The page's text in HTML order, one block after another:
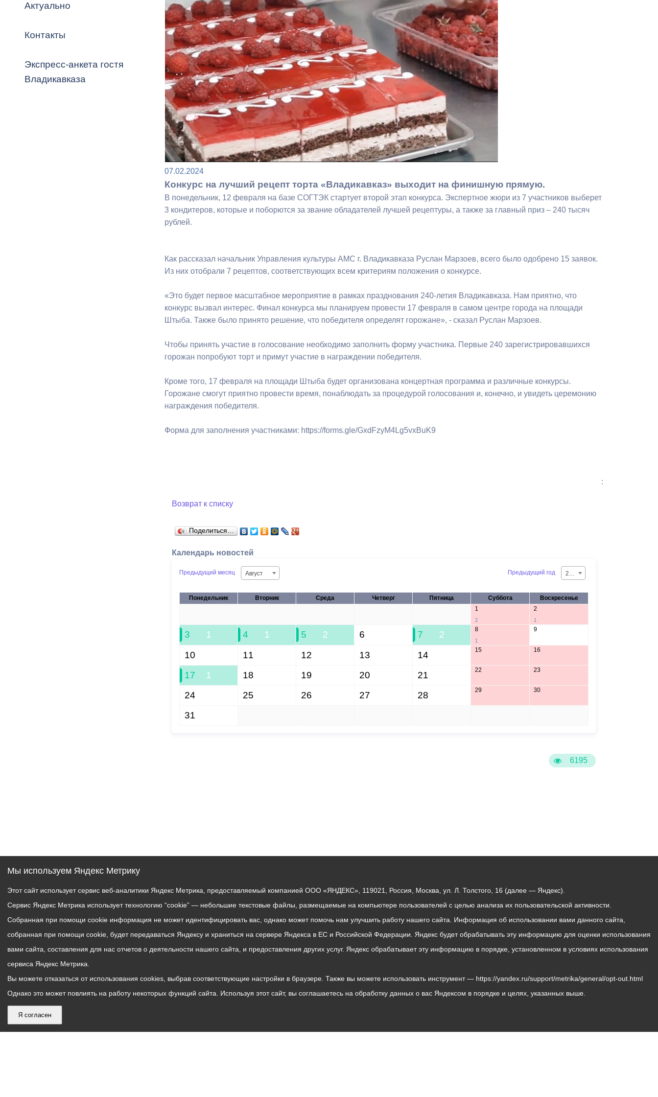
Владикавказ
Распоряжения, постановления Кадровая политика Противодействие коррупции
ОРВ и экспертиза НПА Контактная информация Градостроительная деятельность
Оценка деятельности органов
местного самоуправления
Списки граждан, состоящих на
учете в качестве нуждающихся в
улучшении жилищных условий по
г. Владикавказ
Формирование комфортной
городской среды
Бюджет для граждан
Открытые данные
Общественное обсуждение
документов стратегического
планирования
Гражданская оборона в
чрезвычайных ситуациях
Информация о результатах
проверок
Порядок обжалования решений и
действий органов местного
самоуправления
Информация финансового
органа
Актуально
Контакты
Экспресс-анкета гостя
Владикавказа
6195
07.02.2024
Конкурс на лучший рецепт торта «Владикавказ» выходит на финишную прямую.
В понедельник, 12 февраля на базе СОГТЭК стартует второй этап конкурса. Экспертное жюри из 7 участников выберет
3 кондитеров, которые и поборются за звание обладателей лучшей рецептуры, а также за главный приз – 240 тысяч
рублей.
Как рассказал начальник Управления культуры АМС г. Владикавказа Руслан Марзоев, всего было одобрено 15 заявок.
Из них отобрали 7 рецептов, соответствующих всем критериям положения о конкурсе.
«Это будет первое масштабное мероприятие в рамках празднования 240-летия Владикавказа. Нам приятно, что
конкурс вызвал интерес. Финал конкурса мы планируем провести 17 февраля в самом центре города на площади
Штыба. Также было принято решение, что победителя определят горожане», - сказал Руслан Марзоев.
Чтобы принять участие в голосование необходимо заполнить форму участника. Первые 240 зарегистрировавшихся
горожан попробуют торт и примут участие в награждении победителя.
Кроме того, 17 февраля на площади Штыба будет организована концертная программа и различные конкурсы.
Горожане смогут приятно провести время, понаблюдать за процедурой голосования и, конечно, и увидеть церемонию
награждения победителя.
Форма для заполнения участниками: https://forms.gle/GxdFzyM4Lg5vxBuK9
:
Возврат к списку
Поделиться…
Календарь новостей
Предыдущий месяц Август Предыдущий год 2026
Понедельник Вторник Среда Четверг Пятница Суббота Воскресенье
1
2
2
1
3 1 4 1 5 2 6 7 2 8
1
9
10 11 12 13 14 15 16
17 1 18 19 20 21 22 23
24 25 26 27 28 29 30
31
Мы используем Яндекс Метрику
Этот сайт использует сервис веб-аналитики Яндекс Метрика, предоставляемый компанией ООО «ЯНДЕКС», 119021, Россия, Москва, ул. Л. Толстого, 16 (далее — Яндекс).
Сервис Яндекс Метрика использует технологию “cookie” — небольшие текстовые файлы, размещаемые на компьютере пользователей с целью анализа их пользовательской активности.
Собранная при помощи cookie информация не может идентифицировать вас, однако может помочь нам улучшить работу нашего сайта. Информация об использовании вами данного сайта,
собранная при помощи cookie, будет передаваться Яндексу и храниться на сервере Яндекса в ЕС и Российской Федерации. Яндекс будет обрабатывать эту информацию для оценки использования
вами сайта, составления для нас отчетов о деятельности нашего сайта, и предоставления других услуг. Яндекс обрабатывает эту информацию в порядке, установленном в условиях использования
сервиса Яндекс Метрика.
Вы можете отказаться от использования cookies, выбрав соответствующие настройки в браузере. Также вы можете использовать инструмент — https://yandex.ru/support/metrika/general/opt-out.html
Однако это может повлиять на работу некоторых функций сайта. Используя этот сайт, вы соглашаетесь на обработку данных о вас Яндексом в порядке и целях, указанных выше.
Я согласен